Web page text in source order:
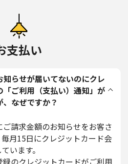
支払い
知らせが届いてないのにクレ
「ご利用（支払い）通知」が
なぜですか？
請求金額のお知らせをお客さ
月15日にクレジットカード会
います。
のクレジットカードがご利用